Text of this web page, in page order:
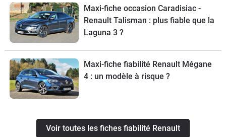
Maxi-fiche occasion Caradisiac -
Renault Talisman : plus fiable que la
Laguna 3 ?
Maxi-fiche fiabilité Renault Mégane
4 : un modèle à risque ?
Voir toutes les fiches fiabilité Renault